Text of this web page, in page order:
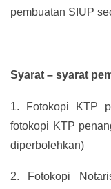
pembuatan SIUP
Syarat – syarat
1.
Fotokopi KTP
fotokopi KTP
diperbolehkan)
2.
Fotokopi